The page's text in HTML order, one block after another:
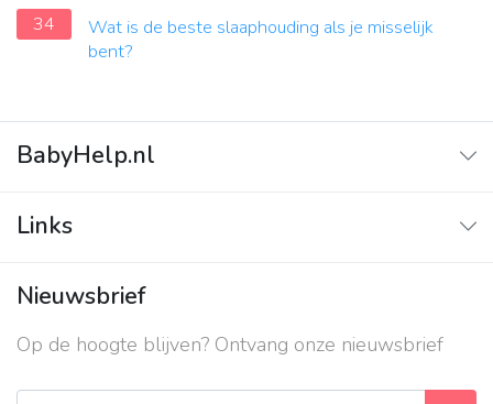
34
Wat is de beste slaaphouding als je misselijk
bent?
BabyHelp.nl
Vraag & Antwoord
Links
Contact
Over ons
Privacy beleid
Nieuwsbrief
Op de hoogte blijven? Ontvang onze nieuwsbrief